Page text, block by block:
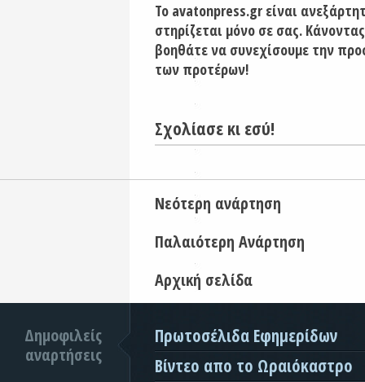
Το avatonpress.gr είναι
στηρίζεται μόνο σε σας.
βοηθάτε να συνεχίσουμε την
των προτέρων!
Σχολίασε κι εσύ!
Νεότερη ανάρτηση
Παλαιότερη Ανάρτηση
Αρχική σελίδα
Δημοφιλείς
αναρτήσεις
Πρωτοσέλιδα Εφημερίδων
Βίντεο απο το Ωραιόκαστρο